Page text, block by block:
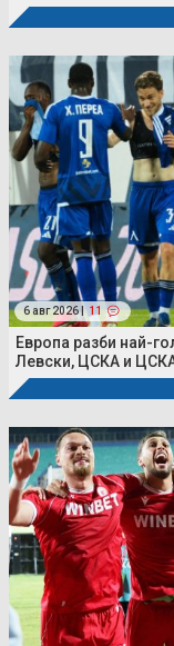
6 авг 2026 | 11
Европа разби най-
Левски, ЦСКА и